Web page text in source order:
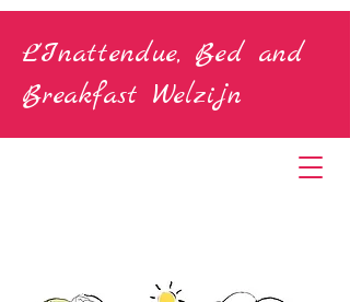
L'Inattendue, Bed and
Breakfast Welzijn